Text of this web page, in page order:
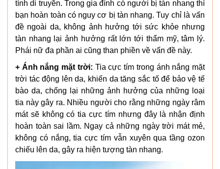
tính di truyền. Trong gia đình có người bị tàn nhang thì
bạn hoàn toàn có nguy cơ bị tàn nhang. Tuy chỉ là vấn
đề ngoài da, không ảnh hưởng tới sức khỏe nhưng
tàn nhang lại ảnh hưởng rất lớn tới thẩm mỹ, tâm lý.
Phái nữ đa phần ai cũng than phiền về vấn đề này.
+ Ánh nắng mặt trời: Tia cực tím trong ánh nắng mặt
trời tác động lên da, khiến da tăng sắc tố để bảo vệ tế
bào da, chống lại những ảnh hưởng của những loại
tia này gây ra. Nhiều người cho rằng những ngày râm
mát sẽ không có tia cực tím nhưng đây là nhận định
hoàn toàn sai lầm. Ngay cả những ngày trời mát mẻ,
không có nắng, tia cực tím vẫn xuyên qua tầng ozon
chiếu lên da, gây ra hiện tượng tàn nhang.